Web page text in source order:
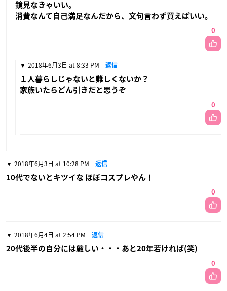
鏡見なきゃいい。
消費なんて自己満足なんだから、文句言わず買えばいい。
0
2018年6月3日 at 8:33 PM 返信
１人暮らしじゃないと難しくないか？
家族いたらどん引きだと思うぞ
0
2018年6月3日 at 10:28 PM 返信
10代でないとキツイな ほぼコスプレやん！
0
2018年6月4日 at 2:54 PM 返信
20代後半の自分には厳しい・・・あと20年若ければ(笑)
0